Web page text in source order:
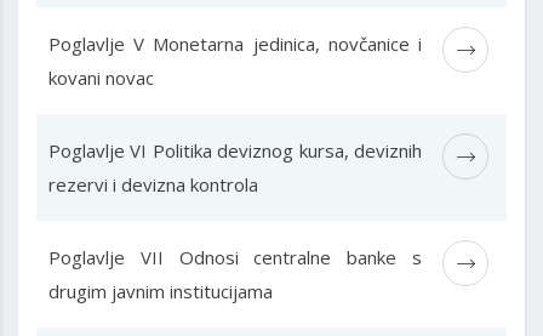
Poglavlje V Monetarna jedinica, novčanice i
kovani novac
Poglavlje VI Politika deviznog kursa, deviznih
rezervi i devizna kontrola
Poglavlje VII Odnosi centralne banke s
drugim javnim institucijama